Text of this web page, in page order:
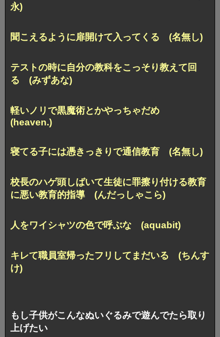
永)
聞こえるように扉開けて入ってくる (名無し)
テストの時に自分の教科をこっそり教えて回
る (みずあな)
軽いノリで黒魔術とかやっちゃだめ
(heaven.)
寝てる子には憑きっきりで通信教育 (名無し)
校長のハゲ頭しばいて生徒に罪擦り付ける教育
に悪い教育的指導 (んだっしゃこら)
人をワイシャツの色で呼ぶな (aquabit)
キレて職員室帰ったフリしてまだいる (ちんす
け)
もし子供がこんなぬいぐるみで遊んでたら取り
上げたい